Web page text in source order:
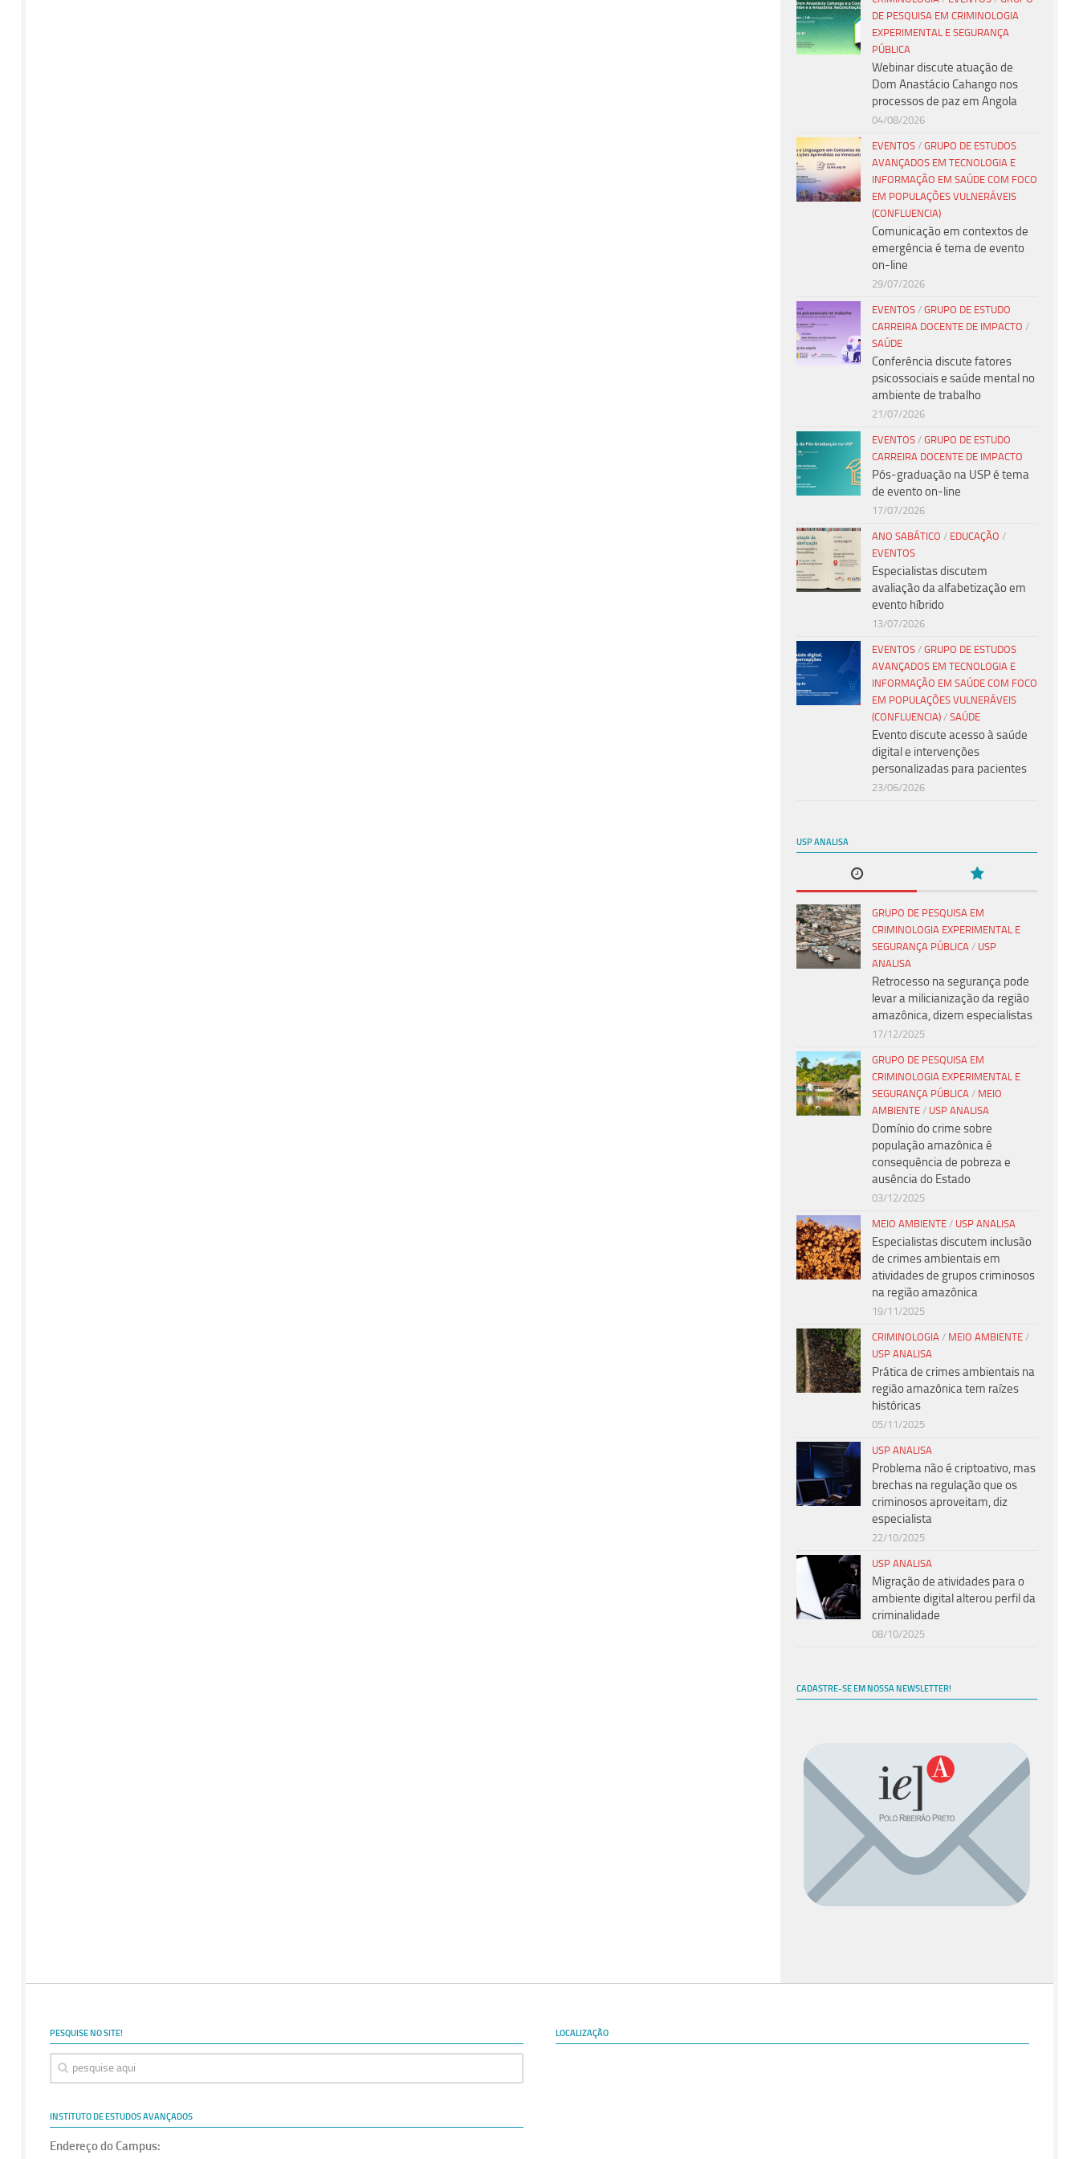
DE PESQUISA EM CRIMINOLOGIA
EXPERIMENTAL E SEGURANÇA
PÚBLICA
Webinar discute atuação de
Dom Anastácio Cahango nos
processos de paz em Angola
04/08/2026
EVENTOS / GRUPO DE ESTUDOS
AVANÇADOS EM TECNOLOGIA E
INFORMAÇÃO EM SAÚDE COM FOCO
EM POPULAÇÕES VULNERÁVEIS
(CONFLUENCIA)
Comunicação em contextos de
emergência é tema de evento
on-line
29/07/2026
EVENTOS / GRUPO DE ESTUDO
CARREIRA DOCENTE DE IMPACTO /
SAÚDE
Conferência discute fatores
psicossociais e saúde mental no
ambiente de trabalho
21/07/2026
EVENTOS / GRUPO DE ESTUDO
CARREIRA DOCENTE DE IMPACTO
Pós-graduação na USP é tema
de evento on-line
17/07/2026
ANO SABÁTICO / EDUCAÇÃO /
EVENTOS
Especialistas discutem
avaliação da alfabetização em
evento híbrido
13/07/2026
EVENTOS / GRUPO DE ESTUDOS
AVANÇADOS EM TECNOLOGIA E
INFORMAÇÃO EM SAÚDE COM FOCO
EM POPULAÇÕES VULNERÁVEIS
(CONFLUENCIA) / SAÚDE
Evento discute acesso à saúde
digital e intervenções
personalizadas para pacientes
23/06/2026
USP ANALISA
GRUPO DE PESQUISA EM
CRIMINOLOGIA EXPERIMENTAL E
SEGURANÇA PÚBLICA / USP
ANALISA
Retrocesso na segurança pode
levar a milicianização da região
amazônica, dizem especialistas
17/12/2025
GRUPO DE PESQUISA EM
CRIMINOLOGIA EXPERIMENTAL E
SEGURANÇA PÚBLICA / MEIO
AMBIENTE / USP ANALISA
Domínio do crime sobre
população amazônica é
consequência de pobreza e
ausência do Estado
03/12/2025
MEIO AMBIENTE / USP ANALISA
Especialistas discutem inclusão
de crimes ambientais em
atividades de grupos criminosos
na região amazônica
19/11/2025
CRIMINOLOGIA / MEIO AMBIENTE /
USP ANALISA
Prática de crimes ambientais na
região amazônica tem raízes
históricas
05/11/2025
USP ANALISA
Problema não é criptoativo, mas
brechas na regulação que os
criminosos aproveitam, diz
especialista
22/10/2025
USP ANALISA
Migração de atividades para o
ambiente digital alterou perfil da
criminalidade
08/10/2025
CADASTRE-SE EM NOSSA NEWSLETTER!
PESQUISE NO SITE!
INSTITUTO DE ESTUDOS AVANÇADOS
Endereço do Campus:
LOCALIZAÇÃO